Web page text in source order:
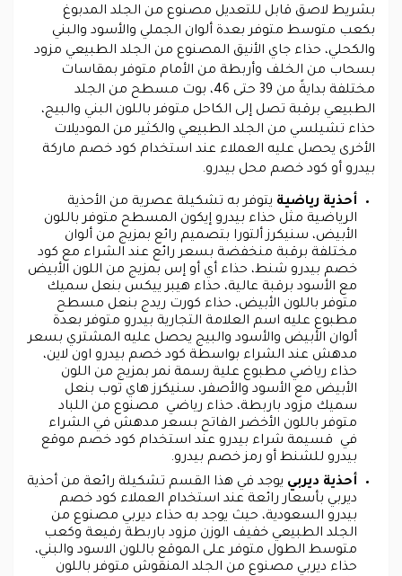
بشريط لاصق قابل للتعديل مصنوع من الجلد المدبوغ
بكعب متوسط متوفر بعدة ألوان الجملي والأسود والبني
والكحلي، حذاء جاي الأنيق المصنوع من الجلد الطبيعي مزود
بسحاب من الخلف وأربطة من الأمام متوفر بمقاسات
مختلفة بدايةً من 39 حتى 46، بوت مسطح من الجلد
الطبيعي برقبة تصل إلى الكاحل متوفر باللون البني والبيج،
حذاء تشيلسي من الجلد الطبيعي والكثير من الموديلات
الأخرى يحصل عليه العملاء عند استخدام كود خصم ماركة
بيدرو أو كود خصم محل بيدرو.
أحذية رياضية يتوفر به تشكيلة عصرية من الأحذية
الرياضية مثل حذاء بيدرو إيكون المسطح متوفر باللون
الأبيض، سنيكرز ألتورا بتصميم رائع بمزيج من ألوان
مختلفة برقبة منخفضة بسعر رائع عند الشراء مع كود
خصم بيدرو شنط، حذاء أي أو إس بمزيج من اللون الأبيض
مع الأسود برقبة عالية، حذاء هيبر ييكس بنعل سميك
متوفر باللون الأبيض، حذاء كورت ريدج بنعل مسطح
مطبوع عليه اسم العلامة التجارية بيدرو متوفر بعدة
ألوان الأبيض والأسود والبيج يحصل عليه المشتري بسعر
مدهش عند الشراء بواسطة كود خصم بيدرو اون لاين،
حذاء رياضي مطبوع علية رسمة نمر بمزيج من اللون
الأبيض مع الأسود والأصفر، سنيكرز هاي توب بنعل
سميك مزود باربطة، حذاء رياضي مصنوع من اللباد
متوفر باللون الأخضر الفاتح بسعر مدهش في الشراء
في قسيمة شراء بيدرو عند استخدام كود خصم موقع
بيدرو للشنط أو رمز خصم بيدرو.
أحذية ديربي يوجد في هذا القسم تشكيلة رائعة من أحذية
ديربي بأسعار رائعة عند استخدام العملاء كود خصم
بيدرو السعودية، حيث يوجد به حذاء ديربي مصنوع من
الجلد الطبيعي خفيف الوزن مزود باربطة رفيعة وكعب
متوسط الطول متوفر على الموقع باللون الاسود والبني،
حذاء ديربي مصنوع من الجلد المنقوش متوفر باللون